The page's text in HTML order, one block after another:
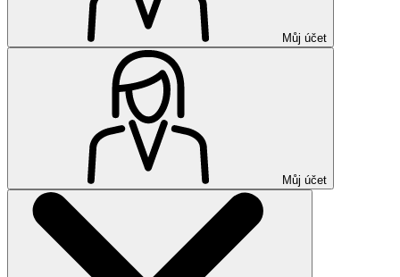
Můj účet
Můj účet